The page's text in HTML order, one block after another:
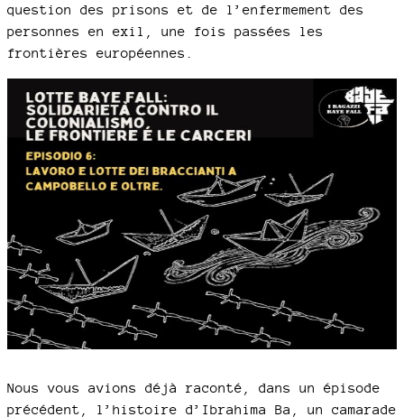
question des prisons et de l’enfermement des
personnes en exil, une fois passées les
frontières européennes.
Nous vous avions déjà raconté, dans un épisode
précédent, l’histoire d’Ibrahima Ba, un camarade